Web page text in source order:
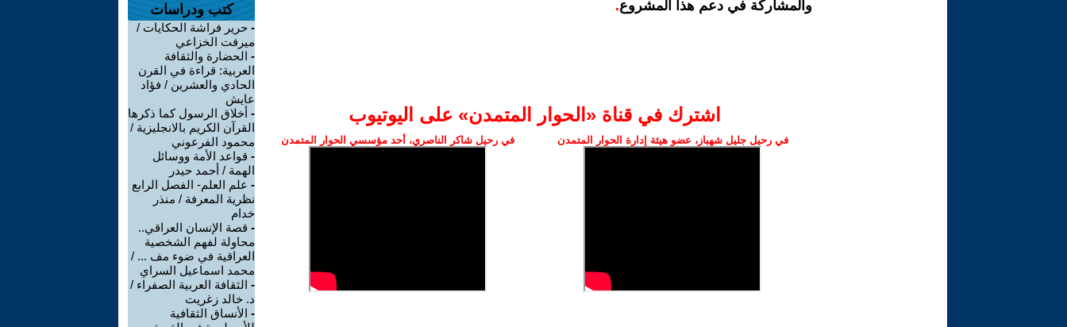
والمشاركة في دعم هذا المشروع.
اشترك في قناة ‫«الحوار المتمدن» على اليوتيوب
في رحيل جليل شهباز، عضو هيئة إدارة الحوار المتمدن في رحيل شاكر الناصري، أحد مؤسسي الحوار المتمدن
كتب ودراسات
- حرير فراشة الحكايات /
ميرفت الخزاعي
- الحضارة والثقافة
العربية: قراءة في القرن
الحادي والعشرين / فؤاد
عايش
- أخلاق الرسول كما ذكرها
القرآن الكريم بالانجليزية /
محمود الفرعوني
- قواعد الأمة ووسائل
الهمة / أحمد حيدر
- علم العلم- الفصل الرابع
نظرية المعرفة / منذر
خدام
- قصة الإنسان العراقي..
محاولة لفهم الشخصية
العراقية في ضوء مف ... /
محمد اسماعيل السراي
- الثقافة العربية الصفراء /
د. خالد زغريت
- الأنساق الثقافية